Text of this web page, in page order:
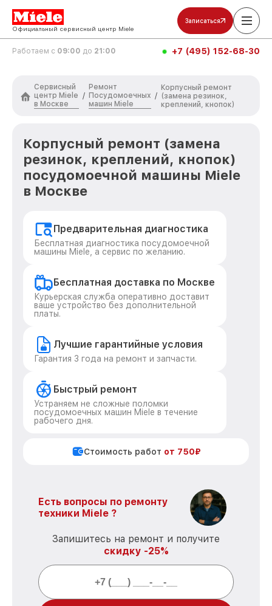
Официальный сервисный центр Miele
Записаться
Работаем с 09:00 до 21:00 +7 (495) 152-68-30
Сервисный
центр Miele
в Москве
/
Ремонт
Посудомоечных
машин Miele
/
Корпусный ремонт
(замена резинок,
креплений, кнопок)
Корпусный ремонт (замена
резинок, креплений, кнопок)
посудомоечной машины Miele
в Москве
Предварительная диагностика
Бесплатная диагностика посудомоечной
машины Miele, а сервис по желанию.
Бесплатная доставка по Москве
Курьерская служба оперативно доставит
ваше устройство без дополнительной
платы.
Лучшие гарантийные условия
Гарантия 3 года на ремонт и запчасти.
Быстрый ремонт
Устраняем не сложные поломки
посудомоечных машин Miele в течение
рабочего дня.
Стоимость работ от 750₽
Есть вопросы по ремонту
техники Miele ?
Запишитесь на ремонт и получите
скидку -25%